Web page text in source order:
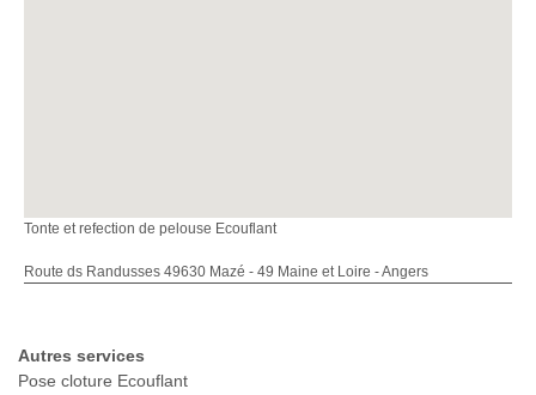
Tonte et refection de pelouse Ecouflant
Route ds Randusses 49630 Mazé - 49 Maine et Loire - Angers
Autres services
Pose cloture Ecouflant